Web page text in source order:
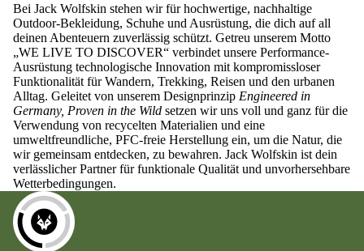
Bei Jack Wolfskin stehen wir für hochwertige, nachhaltige
Outdoor-Bekleidung, Schuhe und Ausrüstung, die dich auf all
deinen Abenteuern zuverlässig schützt. Getreu unserem Motto
„WE LIVE TO DISCOVER“ verbindet unsere Performance-
Ausrüstung technologische Innovation mit kompromissloser
Funktionalität für Wandern, Trekking, Reisen und den urbanen
Alltag. Geleitet von unserem Designprinzip Engineered in
Germany, Proven in the Wild setzen wir uns voll und ganz für die
Verwendung von recycelten Materialien und eine
umweltfreundliche, PFC-freie Herstellung ein, um die Natur, die
wir gemeinsam entdecken, zu bewahren. Jack Wolfskin ist dein
verlässlicher Partner für funktionale Qualität und unvorhersehbare
Wetterbedingungen.